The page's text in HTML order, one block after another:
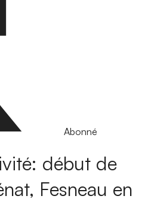
Abonné
début de
Fesneau en